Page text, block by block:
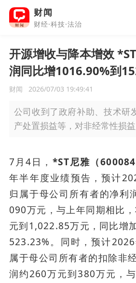
财闻
财经·科技·法治
开源增收与降本增效
润同比增1016.90%到
财闻 2026/07/03 19:49:41
公司收到了政府补助、技术研
产处置损益等，对非经常性损益
7月4日， *ST尼雅（
年半年度业绩预告，预计
归属于母公司所有者的净利
090万元，与上年同期相比
元到1,022.85万元，同比增
523.23%。同时，预计
属于母公司所有者的扣除非
润约260万元到380万元，